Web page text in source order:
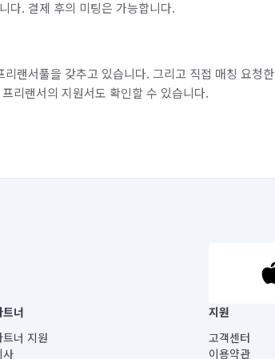
다. 결제 후의 미팅은 가능합니다.
랜서풀을 갖추고 있습니다. 그리고 직접 매칭 요청한
리랜서의 지원서도 확인할 수 있습니다.
3220163-14-5-00019 |
회 정보) |
리빌딩) B동 5층
트너
트너 지원
사
지원
고객센터
이용약관